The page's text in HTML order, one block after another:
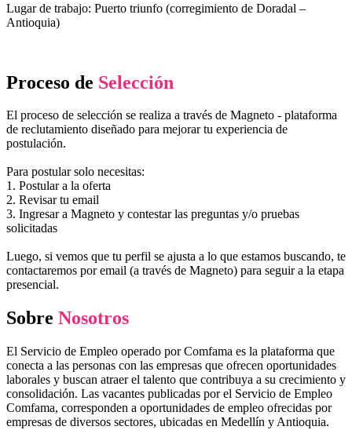
Lugar de trabajo: Puerto triunfo (corregimiento de Doradal –
Antioquia)
Proceso de Selección
El proceso de selección se realiza a través de Magneto - plataforma
de reclutamiento diseñado para mejorar tu experiencia de
postulación.
Para postular solo necesitas:
1. Postular a la oferta
2. Revisar tu email
3. Ingresar a Magneto y contestar las preguntas y/o pruebas
solicitadas
Luego, si vemos que tu perfil se ajusta a lo que estamos buscando, te
contactaremos por email (a través de Magneto) para seguir a la etapa
presencial.
Sobre Nosotros
El Servicio de Empleo operado por Comfama es la plataforma que
conecta a las personas con las empresas que ofrecen oportunidades
laborales y buscan atraer el talento que contribuya a su crecimiento y
consolidación. Las vacantes publicadas por el Servicio de Empleo
Comfama, corresponden a oportunidades de empleo ofrecidas por
empresas de diversos sectores, ubicadas en Medellín y Antioquia.